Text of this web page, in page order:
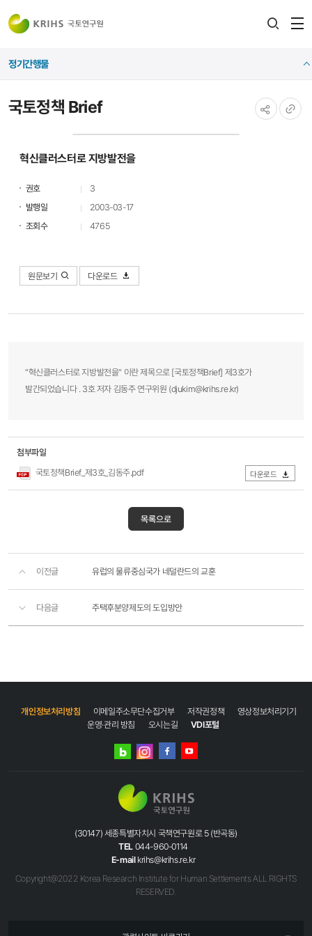
국토정책 Brief
정기간행물
혁신클러스터로 지방발전을
권호
3
발행일
2003-03-17
조회수
4765
원문보기 다운로드
"혁신클러스터로 지방발전을" 이란 제목으로 [국토정책Brief] 제3호가
발간되었습니다 . 3호 저자 김동주 연구위원 (djukim@krihs.re.kr)
첨부파일
국토정책Brief_제3호_김동주.pdf
다운로드
목록으로
이전글 유럽의 물류중심국가 네덜란드의 교훈
다음글 주택후분양제도의 도입방안
개인정보처리방침 이메일주소무단수집거부 저작권정책
영상정보처리기기
운영·관리 방침
오시는길 VDI포털
네이버
인스타그램
(30147) 세종특별자치시 국책연구원로 5 (반곡동)
TEL 044-960-0114
E-mail krihs@krihs.re.kr
Copyright@2022 Korea Research Institute for Human Settlements ALL RIGHTS
RESERVED.